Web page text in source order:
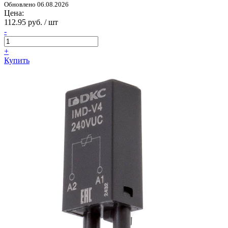
Обновлено 06.08.2026
Цена:
112.95 руб. / шт
-
+
Купить